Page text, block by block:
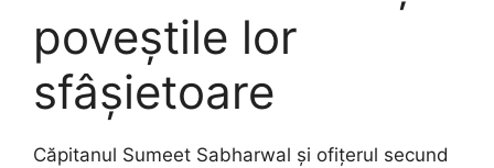
poveștile lor
sfâșietoare
Căpitanul Sumeet Sabharwal și ofițerul secund